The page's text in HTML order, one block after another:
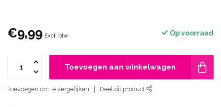
€9,99 Excl. btw Op voorraad
Toevoegen aan winkelwagen
Toevoegen om te vergelijken Deel dit product